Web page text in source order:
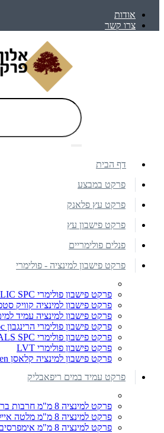
אודות
צרו קשר
דף הבית
פרקט במבצע
פרקט עץ פלאנק
פרקט פישבון עץ
פנלים פולימריים
פרקט פישבון למינציה - פולימרי
פרקט פישבון פולימרי REPUBLIC SPC נגד מים
פרקט פישבון למינציה קוויק
פרקט פישבון למינציה עמיד
פרקט פישבון פולימרי הרינגבון spc נגד מים
פרקט פישבון פולימרי ORIGINALS SPC נגד מים
פרקט פישבון פולימרי LVT
פרקט פישבון למינציה קלאסן Classen
פרקט עמיד במים ריפאבליק
פרקט למינציה 8 מ"מ חרבות ברזל
פרקט למינציה 8 מ"מ מלטה איילנד
פרקט למינציה 8 מ"מ אימפרסיב פלוס